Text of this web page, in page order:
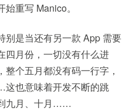
重写 Manico。
别是当还有另一款 App 需要
四月份，一切没有什么进
个五月都没有码一行字，
也意味着开发不断的跳
九月、十月……